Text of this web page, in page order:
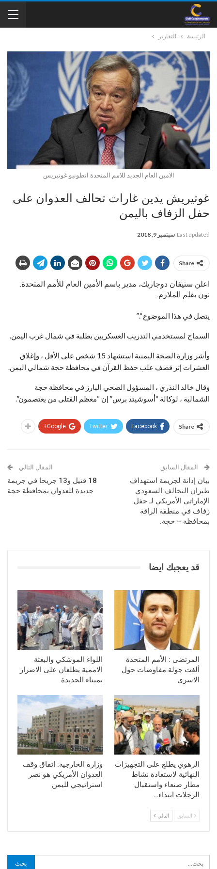
الرئيسة التقارير
الامين العام الجديد للامم المتحدة انطونيو غوتيريس
غوتيريش يدين غارات تحالف العدوان على
حفل الزفاف باليمن
Last updated سبتمبر 9, 2018
Share
اعلن ستيفان دوجاريك، مدير باسم الأمين العام للأمم المتحدة.
نون بقلم الملازم.
يتصل في هذا الموضوع “.”
السماح لمستخدمي التدريب العسكريين بطلبة في شمال غرب اليمن.
وأشر وزارة الصحة اليمنية استشهاد 15 شخص على الأقل ، وإغلاق
العشرات إثر قصف علب حفظ القرآن في محافظة حجة شمالي اليمن.
وقال خالد النذري ، المسؤول الصحي البارز في محافظة حجة
الشمالية ، لوكالة “أسوشيتد برس” إن “معظم القتلى من يعتصمون”.
Share
Facebook
Twitter
Google+
المقال السابق
بيان إدانة لجريمة استهداف
طيران التحالف السعودي
الإماراتي الأمريكي لـ حفل
زفاف في منطقة الراقة
بمحافظة – حجة.
المقال التالي
18 قتيل و13 جريحا في جريمة
جديدة للعدوان بمحافظة حجة
قد يعجبك ايضا
المرتضى : الأمم المتحدة
ألغت جولة مفاوضات حول
الاسرى
اللواء الموشكي والبعثة
الاممية يطلعان على الاضرار
بميناء الحديدة
الرهوي يطلع على التجهيزات
النهائية لاستعادة نشاط
مطار صنعاء واستقبال
الرحلات ابتداء…
وزارة الخارجية: اتفاق وقف
العدوان الأمريكي هو نصر
استراتيجي لليمن
السابق التالي